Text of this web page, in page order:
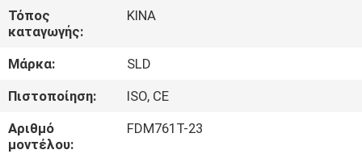
ΠΕΡΊΠΟΥ
ΕΜΕΊΣ
ΓΎΡΟΣ
ΕΡΓΟΣΤΑΣΊΩΝ
Τόπος
καταγωγής:
ΚΙΝΑ
Μάρκα:
SLD
Πιστοποίηση:
ISO, CE
Αριθμό
μοντέλου:
FDM761T-23